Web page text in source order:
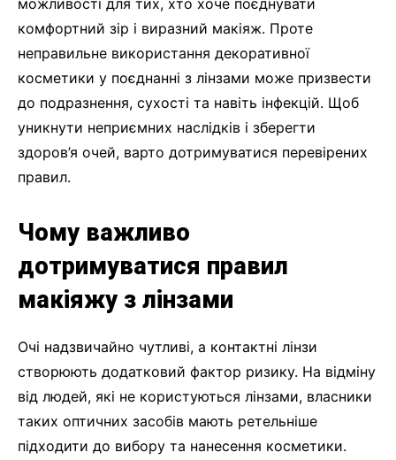
можливості для тих, хто хоче поєднувати
комфортний зір і виразний макіяж. Проте
неправильне використання декоративної
косметики у поєднанні з лінзами може призвести
до подразнення, сухості та навіть інфекцій. Щоб
уникнути неприємних наслідків і зберегти
здоров’я очей, варто дотримуватися перевірених
правил.
Чому важливо
дотримуватися правил
макіяжу з лінзами
Очі надзвичайно чутливі, а контактні лінзи
створюють додатковий фактор ризику. На відміну
від людей, які не користуються лінзами, власники
таких оптичних засобів мають ретельніше
підходити до вибору та нанесення косметики.